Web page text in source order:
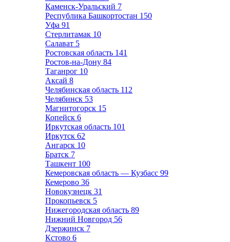
Каменск-Уральский 7
Республика Башкортостан 150
Уфа 91
Стерлитамак 10
Салават 5
Ростовская область 141
Ростов-на-Дону 84
Таганрог 10
Аксай 8
Челябинская область 112
Челябинск 53
Магнитогорск 15
Копейск 6
Иркутская область 101
Иркутск 62
Ангарск 10
Братск 7
Ташкент 100
Кемеровская область — Кузбасс 99
Кемерово 36
Новокузнецк 31
Прокопьевск 5
Нижегородская область 89
Нижний Новгород 56
Дзержинск 7
Кстово 6